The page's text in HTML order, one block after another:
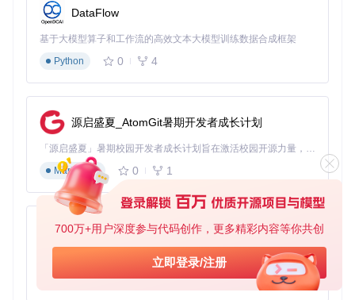
700万+用户深度参与代码创作，更多精彩内容等你共创
立即登录/注册
配置建议
：如果是首次使用，建议先选择"30分钟免费试
用"模式，体验核心功能后再进行完整配置。
首次指令执行
任务执行界面展示了自然语言指令输入框和执行状态显示区
域，智能助手正在处理查询UI-TARS Desktop项目最新issues
的请求
尝试输入："打开Chrome浏览器，搜索'UI-TARS Desktop'并
打开官方文档"，系统将自动完成以下步骤：
启动Chrome浏览器
从搜索结果中识别并点击官方文档链接
整个过程无需你手动操作鼠标键盘，就像有一位助理在实时协
DataFlow
基于大模型算子和工作流的高效文本大模型训练数据合成框架
Python
0 4
源启盛夏_AtomGit暑期开发者成长计划
「源启盛夏」暑期校园开发者成长计划旨在激活校园开源力量，通过积分激励、认证扶持、资源倾斜等形式，引导高校组织和开发者完成「入驻 — 建项目 — 做贡献 — 获认证 — 得资源」的完整闭环。无论你是想带领社团入驻平台的组织者，还是希望用代码贡献证明自己的开发者，都能在这里找到属于你的成长路径。
Markdown
0 1
py-xiaozhi
基于Python的Xiaozhi AI，适用于想要完整Xiaozhi体验而无需拥有专用硬件的用户。
Python
0 1